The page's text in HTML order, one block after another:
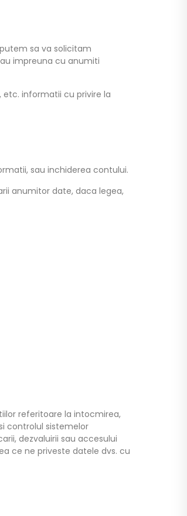
sa va solicitam
impreuna cu anumiti
informatii cu privire la
sau inchiderea contului.
anumitor date, daca legea,
referitoare la intocmirea,
controlul sistemelor
dezvaluirii sau accesului
ce ne priveste datele dvs. cu